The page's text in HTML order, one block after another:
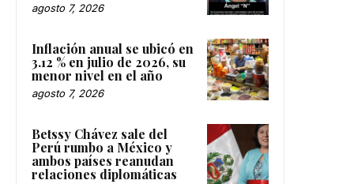
agosto 7, 2026
Inflación anual se ubicó en
3.12 % en julio de 2026, su
menor nivel en el año
agosto 7, 2026
Betssy Chávez sale del
Perú rumbo a México y
ambos países reanudan
relaciones diplomáticas